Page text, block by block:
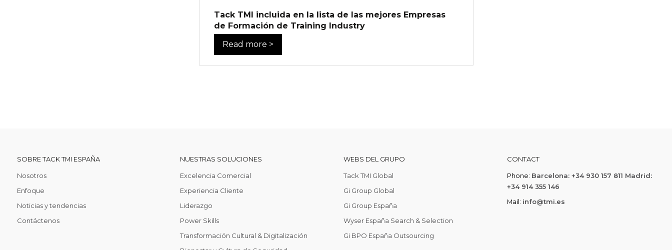
Tack TMI incluida en la lista de las mejores Empresas
de Formación de Training Industry
Read more >
SOBRE TACK TMI ESPAÑA
Nosotros
Enfoque
Noticias y tendencias
Contáctenos
NUESTRAS SOLUCIONES
Excelencia Comercial
Experiencia Cliente
Liderazgo
Power Skills
Transformación Cultural & Digitalización
WEBS DEL GRUPO
Tack TMI Global
Gi Group Global
Gi Group España
Wyser España Search & Selection
Gi BPO España Outsourcing
CONTACT
Phone: Barcelona: +34 930 157 811 Madrid:
+34 914 355 146
Mail: info@tmi.es